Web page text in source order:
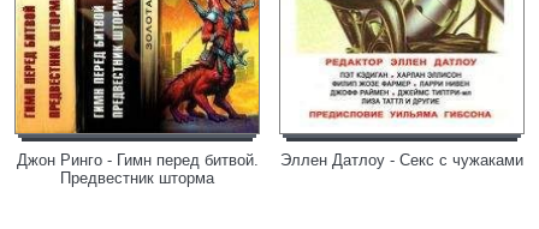
Джон Ринго - Гимн перед битвой.
Предвестник шторма
Эллен Датлоу - Секс с чужаками